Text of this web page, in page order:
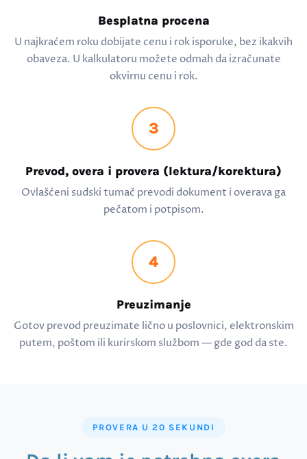
Besplatna procena
U najkraćem roku dobijate cenu i rok isporuke, bez ikakvih
obaveza. U kalkulatoru možete odmah da izračunate
okvirnu cenu i rok.
3
Prevod, overa i provera (lektura/korektura)
Ovlašćeni sudski tumač prevodi dokument i overava ga
pečatom i potpisom.
4
Preuzimanje
Gotov prevod preuzimate lično u poslovnici, elektronskim
putem, poštom ili kurirskom službom — gde god da ste.
PROVERA U 20 SEKUNDI